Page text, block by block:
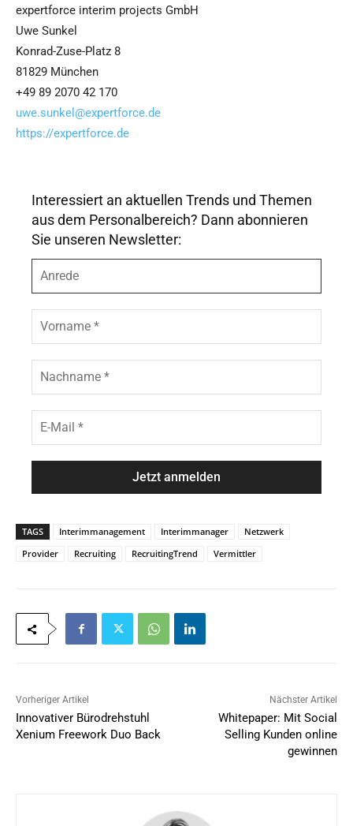
expertforce interim projects GmbH
Uwe Sunkel
Konrad-Zuse-Platz 8
81829 München
+49 89 2070 42 170
uwe.sunkel@expertforce.de
https://expertforce.de
Interessiert an aktuellen Trends und Themen
aus dem Personalbereich? Dann abonnieren
Sie unseren Newsletter:
r
e
e
r
n
m
c
h
a
M
a
l
TAGS Interimmanagement Interimmanager
Netzwerk
Provider
Recruiting RecruitingTrend Vermittler
Vorheriger Artikel
Innovativer Bürodrehstuhl
Xenium Freework Duo Back
Nächster Artikel
Whitepaper: Mit Social
Selling Kunden online
gewinnen